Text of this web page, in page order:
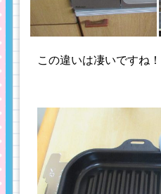
この違いは凄いですね！